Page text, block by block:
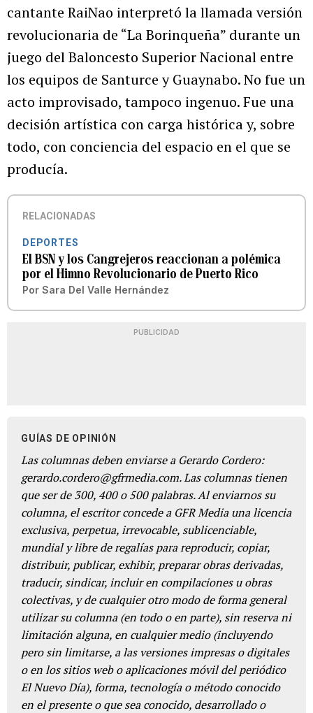
cantante RaiNao interpretó la llamada versión
revolucionaria de “La Borinqueña” durante un
juego del Baloncesto Superior Nacional entre
los equipos de Santurce y Guaynabo. No fue un
acto improvisado, tampoco ingenuo. Fue una
decisión artística con carga histórica y, sobre
todo, con conciencia del espacio en el que se
producía.
RELACIONADAS
DEPORTES
El BSN y los Cangrejeros reaccionan a polémica
por el Himno Revolucionario de Puerto Rico
Por Sara Del Valle Hernández
PUBLICIDAD
GUÍAS DE OPINIÓN
Las columnas deben enviarse a Gerardo Cordero:
gerardo.cordero@gfrmedia.com. Las columnas tienen
que ser de 300, 400 o 500 palabras. Al enviarnos su
columna, el escritor concede a GFR Media una licencia
exclusiva, perpetua, irrevocable, sublicenciable,
mundial y libre de regalías para reproducir, copiar,
distribuir, publicar, exhibir, preparar obras derivadas,
traducir, sindicar, incluir en compilaciones u obras
colectivas, y de cualquier otro modo de forma general
utilizar su columna (en todo o en parte), sin reserva ni
limitación alguna, en cualquier medio (incluyendo
pero sin limitarse, a las versiones impresas o digitales
o en los sitios web o aplicaciones móvil del periódico
El Nuevo Día), forma, tecnología o método conocido
en el presente o que sea conocido, desarrollado o